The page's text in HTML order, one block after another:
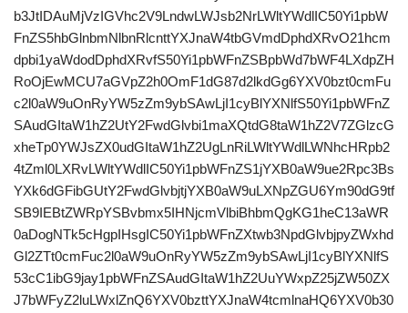
b3JtIDAuMjVzIGVhc2V9LndwLWJsb2NrLWltYWdlIC50Yi1pbW
FnZS5hbGlnbmNlbnRlcnttYXJnaW4tbGVmdDphdXRvO21hcm
dpbi1yaWdodDphdXRvfS50Yi1pbWFnZSBpbWd7bWF4LXdpZH
RoOjEwMCU7aGVpZ2h0OmF1dG87d2lkdGg6YXV0bzt0cmFu
c2l0aW9uOnRyYW5zZm9ybSAwLjI1cyBlYXNlfS50Yi1pbWFnZ
SAudGItaW1hZ2UtY2FwdGlvbi1maXQtdG8taW1hZ2V7ZGlzcG
xheTp0YWJsZX0udGItaW1hZ2UgLnRiLWltYWdlLWNhcHRpb2
4tZml0LXRvLWltYWdlIC50Yi1pbWFnZS1jYXB0aW9ue2Rpc3Bs
YXk6dGFibGUtY2FwdGlvbjtjYXB0aW9uLXNpZGU6Ym90dG9tf
SB9IEBtZWRpYSBvbmx5IHNjcmVlbiBhbmQgKG1heC13aWR
0aDogNTk5cHgpIHsgIC50Yi1pbWFnZXtwb3NpdGlvbjpyZWxhd
Gl2ZTt0cmFuc2l0aW9uOnRyYW5zZm9ybSAwLjI1cyBlYXNlfS
53cC1ibG9jay1pbWFnZSAudGItaW1hZ2UuYWxpZ25jZW50ZX
J7bWFyZ2luLWxlZnQ6YXV0bzttYXJnaW4tcmlnaHQ6YXV0b30